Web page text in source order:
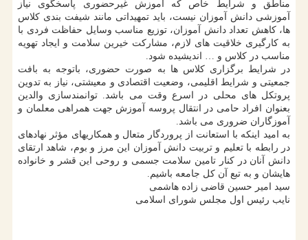
مناطق و شرایط خاص که آموزش غیرحضوری پاسخگوی نیاز
آموزشی دانش آموزان نیست، باید تمهیداتی مانند شیفت بندی کلاس
ها، کاهش تعداد دانش آموزان، توزیع مناسب وسایل حفاظت فردی با
به کارگیری خلاقیت های لازم، مشارکت خیرین سلامت و ایجاد تهویه
مناسب در کلاس و … اندیشیده شود.
در شرایط برگزاری کلاس ها به صورت حضوری، باتوجه به بافت
جمعیتی و شرایط اقلیمی، وضعیت اقتصادی و معیشتی، نیاز به تدوین
پروتکل های محلی در اسرع وقت می باشد. توانمندسازی والدین
بعنوان افراد حامی در انتقال پروسه آموزش جهت همراهی معلمان و
آموزگاران ضروری می باشد.
به امید اینکه با استعانت از پروردگار متعال و همکاریهای مؤثر نهادهای
در رابطه با تعلیم و تربیت دانش آموزان این مرز و بوم، شاهد ارتقای
دانش آنان در کنار تامین سلامت جسمی و روحی این قشر و خانواده
هایشان و به تبع آن کل جامعه باشیم.
سید امیر حسین قاضی زاده هاشمی
نایب رئیس اول مجلس شورای اسلامی